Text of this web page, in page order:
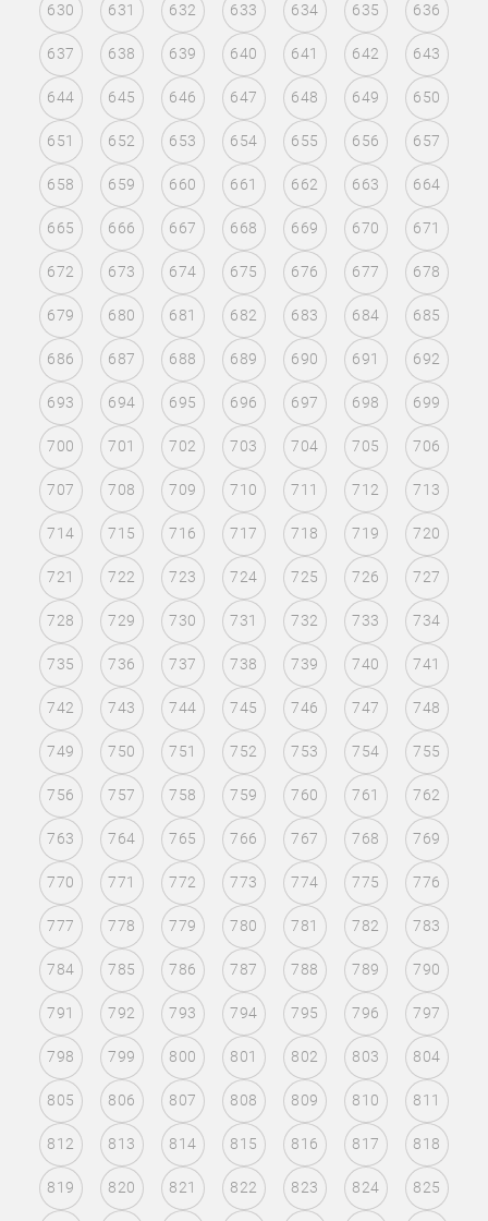
630 631 632 633 634 635 636
637 638 639 640 641 642 643
644 645 646 647 648 649 650
651 652 653 654 655 656 657
658 659 660 661 662 663 664
665 666 667 668 669 670 671
672 673 674 675 676 677 678
679 680 681 682 683 684 685
686 687 688 689 690 691 692
693 694 695 696 697 698 699
700 701 702 703 704 705 706
707 708 709 710 711 712 713
714 715 716 717 718 719 720
721 722 723 724 725 726 727
728 729 730 731 732 733 734
735 736 737 738 739 740 741
742 743 744 745 746 747 748
749 750 751 752 753 754 755
756 757 758 759 760 761 762
763 764 765 766 767 768 769
770 771 772 773 774 775 776
777 778 779 780 781 782 783
784 785 786 787 788 789 790
791 792 793 794 795 796 797
798 799 800 801 802 803 804
805 806 807 808 809 810 811
812 813 814 815 816 817 818
819 820 821 822 823 824 825